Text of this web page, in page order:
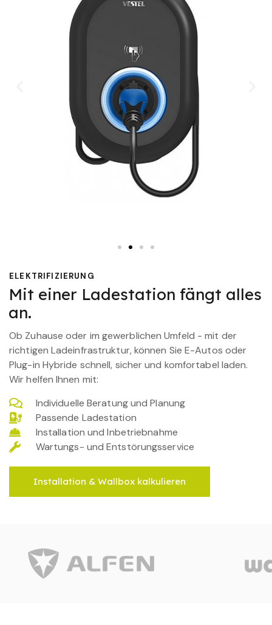
ELEKTRIFIZIERUNG
Mit einer Ladestation fängt alles
an.
Ob Zuhause oder im gewerblichen Umfeld - mit der
richtigen Ladeinfrastruktur, können Sie E-Autos oder
Plug-in Hybride schnell, sicher und komfortabel laden.
Wir helfen Ihnen mit:
Individuelle Beratung und Planung
Passende Ladestation
Installation und Inbetriebnahme
Wartungs- und Entstörungsservice
Installation & Wallbox kalkulieren